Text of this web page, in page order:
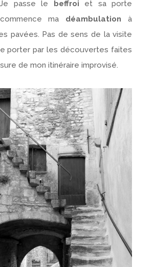
Je passe le beffroi et sa porte
ma déambulation à
pavées. Pas de sens de la visite
porter par les découvertes faites
de mon itinéraire improvisé.